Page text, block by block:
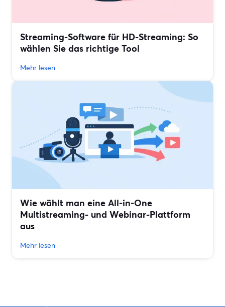
Streaming-Software für HD-Streaming: So
wählen Sie das richtige Tool
Mehr lesen
Wie wählt man eine All‑in‑One
Multistreaming- und Webinar-Plattform
aus
Mehr lesen